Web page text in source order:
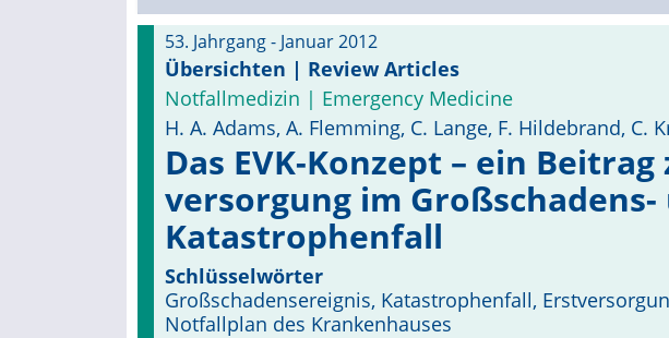
53. Jahrgang - Januar 2012
Übersichten | Review Articles
Notfallmedizin | Emergency Medicine
H. A. Adams, A. Flemming, C. Lange, F. Hildebrand, C.
Das EVK-Konzept – ein
versorgung im Groß­schadens-
Katastrophenfall
Schlüsselwörter
Großschadensereignis, Katastrophenfall,
Notfallplan des Krankenhauses